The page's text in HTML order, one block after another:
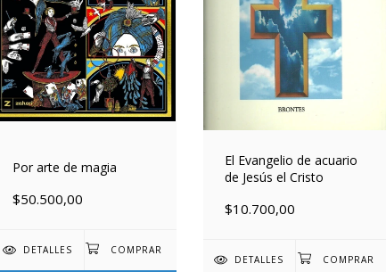
Por arte de magia
$50.500,00
DETALLES
El Evangelio de acuario
de Jesús el Cristo
$10.700,00
DETALLES